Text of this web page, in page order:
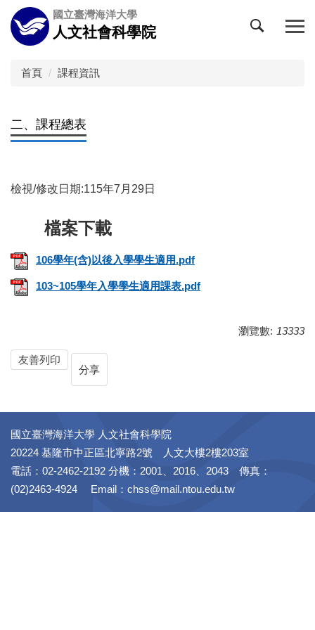
跳
到
主
國立臺灣海洋大學
人文社會科學院
首頁 課程資訊
二、課程總表
檢視/修改日期:115年7月29日
106學年(含)以後入學學生適用.pdf
103~105學年入學學生適用課表.pdf
瀏覽數: 13333
友善列印
分享
國立臺灣海洋大學 人文社會科學院
20224 基隆市中正區北寧路2號 人文大樓2樓203室
電話：02-2462-2192 分機：2001、2016、2043 傳真：
(02)2463-4924 Email：chss@mail.ntou.edu.tw